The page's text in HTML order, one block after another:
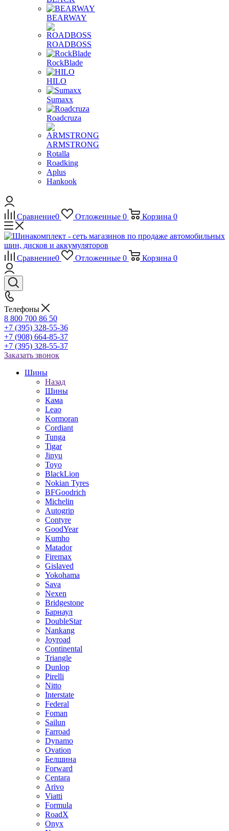
BEARWAY
ROADBOSS
RockBlade
HILO
Sumaxx
Roadcruza
ARMSTRONG
Rotalla
Roadking
Aplus
Hankook
Сравнение0 Отложенные 0 Корзина 0
Сравнение0 Отложенные 0 Корзина 0
Телефоны
8 800 700 86 50
+7 (395) 328-55-36
+7 (908) 664-85-37
+7 (395) 328-55-37
Заказать звонок
Шины
Назад
Шины
Кама
Leao
Kormoran
Cordiant
Tunga
Tigar
Jinyu
Toyo
BlackLion
Nokian Tyres
BFGoodrich
Michelin
Autogrip
Contyre
GoodYear
Kumho
Matador
Firemax
Gislaved
Yokohama
Sava
Nexen
Bridgestone
Барнаул
DoubleStar
Nankang
Joyroad
Continental
Triangle
Dunlop
Pirelli
Nitto
Interstate
Federal
Foman
Sailun
Farroad
Dynamo
Ovation
Белшина
Forward
Centara
Arivo
Viatti
Formula
RoadX
Onyx